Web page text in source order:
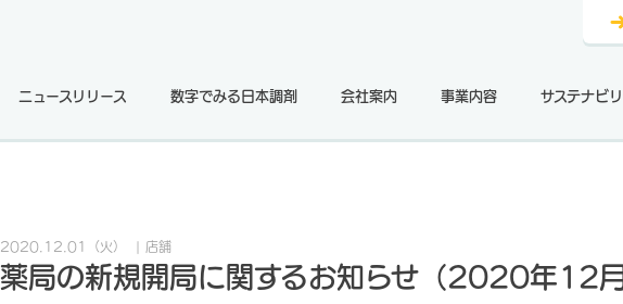
ニュースリリース 数字でみる日本調剤 会社案内 事業内容 サステナビ
2020.12.01 （火） 店舗
薬局の新規開局に関するお知らせ（2020年12月